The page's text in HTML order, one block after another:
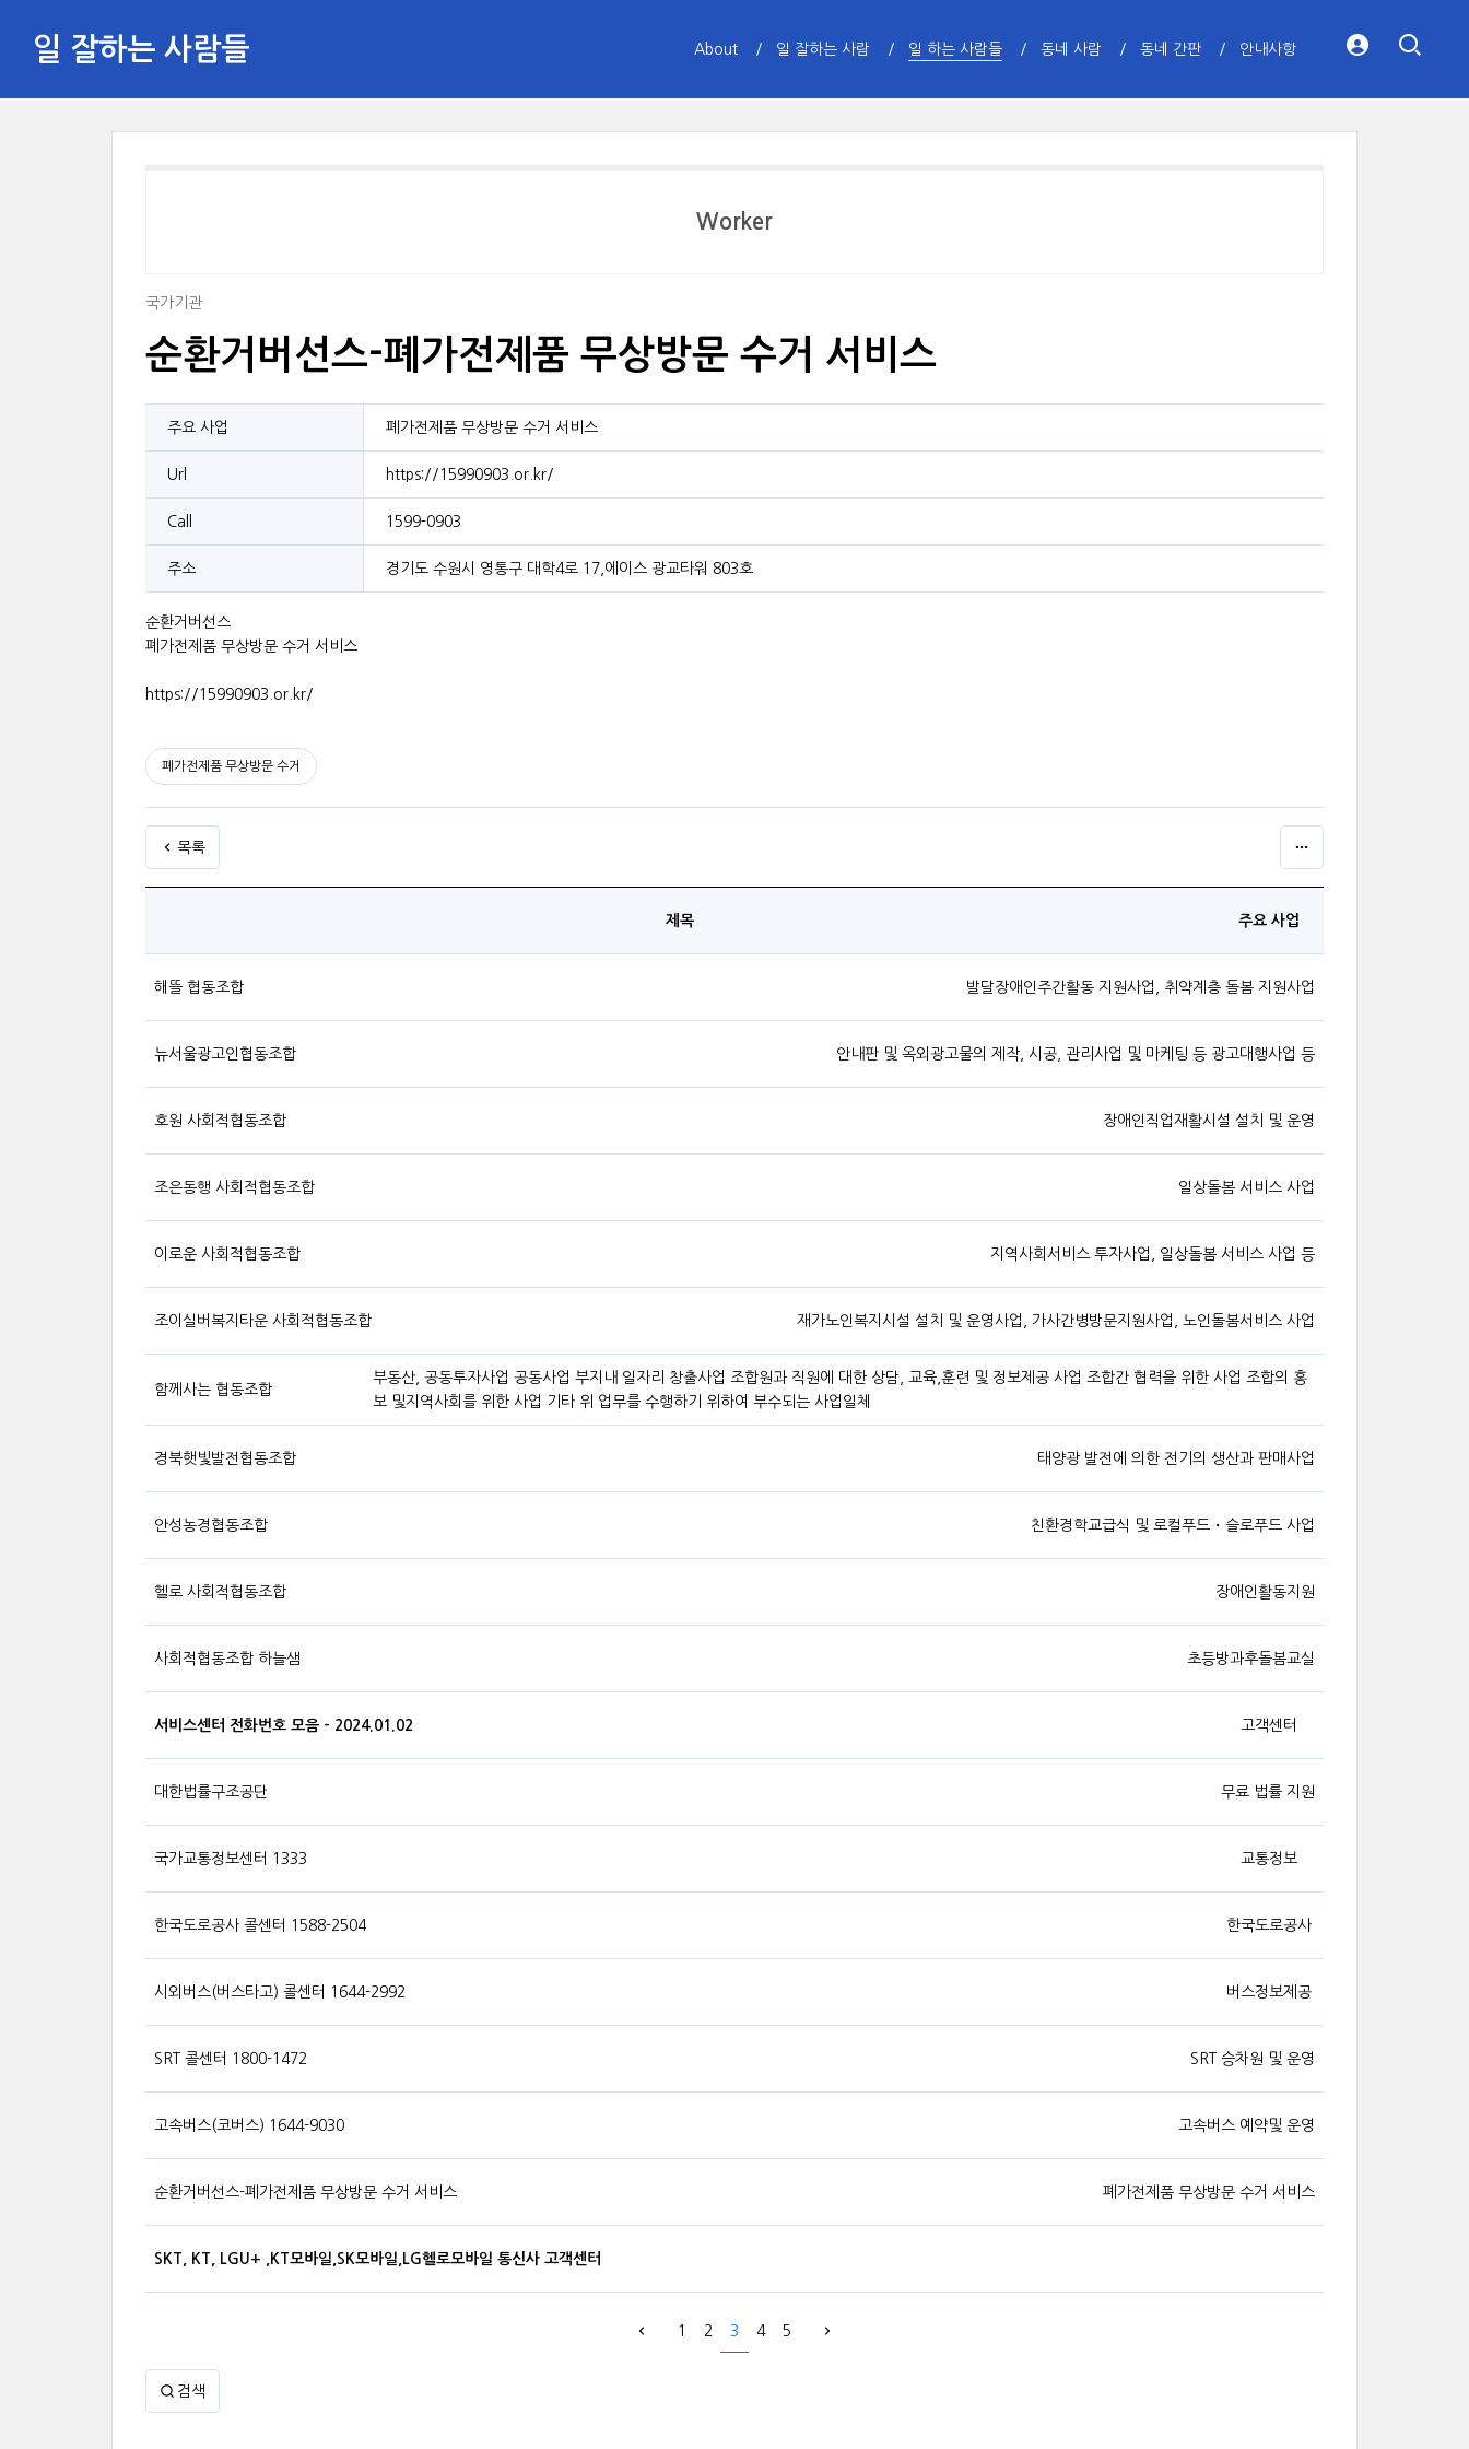
일 잘하는 사람들 About 일 잘하는 사람 일 하는 사람들 동네 사람 동네 간판 안내사항
Worker
국가기관
순환거버선스-폐가전제품 무상방문 수거 서비스
주요 사업 폐가전제품 무상방문 수거 서비스
Url https://15990903.or.kr/
Call 1599-0903
주소 경기도 수원시 영통구 대학4로 17,에이스 광교타워 803호
순환거버선스
폐가전제품 무상방문 수거 서비스
https://15990903.or.kr/
폐가전제품 무상방문 수거
목록
제목 주요 사업
해뜰 협동조합 발달장애인주간활동 지원사업, 취약계층 돌봄 지원사업
뉴서울광고인협동조합 안내판 및 옥외광고물의 제작, 시공, 관리사업 및 마케팅 등 광고대행사업 등
호원 사회적협동조합 장애인직업재활시설 설치 및 운영
조은동행 사회적협동조합 일상돌봄 서비스 사업
이로운 사회적협동조합 지역사회서비스 투자사업, 일상돌봄 서비스 사업 등
조이실버복지타운 사회적협동조합 재가노인복지시설 설치 및 운영사업, 가사간병방문지원사업, 노인돌봄서비스 사업
함께사는 협동조합
부동산, 공동투자사업 공동사업 부지내 일자리 창출사업 조합원과 직원에 대한 상담, 교육,훈련 및 정보제공 사업 조합간 협력을 위한 사업 조합의 홍
보 및지역사회를 위한 사업 기타 위 업무를 수행하기 위하여 부수되는 사업일체
경북햇빛발전협동조합 태양광 발전에 의한 전기의 생산과 판매사업
안성농경협동조합 친환경학교급식 및 로컬푸드・슬로푸드 사업
헬로 사회적협동조합 장애인활동지원
사회적협동조합 하늘샘 초등방과후돌봄교실
서비스센터 전화번호 모음 - 2024.01.02 고객센터
대한법률구조공단 무료 법률 지원
국가교통정보센터 1333 교통정보
한국도로공사 콜센터 1588-2504 한국도로공사
시외버스(버스타고) 콜센터 1644-2992 버스정보제공
SRT 콜센터 1800-1472 SRT 승차원 및 운영
고속버스(코버스) 1644-9030 고속버스 예약및 운영
순환거버선스-폐가전제품 무상방문 수거 서비스 폐가전제품 무상방문 수거 서비스
SKT, KT, LGU+ ,KT모바일,SK모바일,LG헬로모바일 통신사 고객센터
1 2 3 4 5
검색